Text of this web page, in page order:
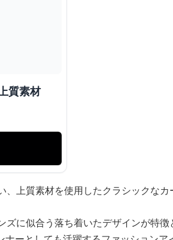
質素材
上質素材を使用したクラシックなカ
に似合う落ち着いたデザインが特徴